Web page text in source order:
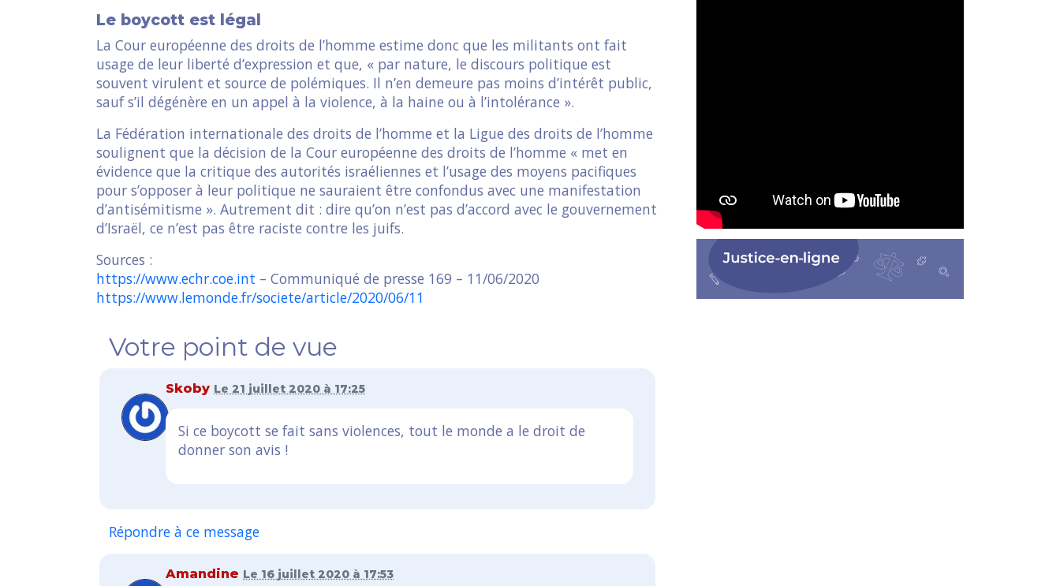
Le boycott est légal
La Cour européenne des droits de l’homme estime donc que les militants ont fait
usage de leur liberté d’expression et que, « par nature, le discours politique est
souvent virulent et source de polémiques. Il n’en demeure pas moins d’intérêt public,
sauf s’il dégénère en un appel à la violence, à la haine ou à l’intolérance ».
La Fédération internationale des droits de l’homme et la Ligue des droits de l’homme
soulignent que la décision de la Cour européenne des droits de l’homme « met en
évidence que la critique des autorités israéliennes et l’usage des moyens pacifiques
pour s’opposer à leur politique ne sauraient être confondus avec une manifestation
d’antisémitisme ». Autrement dit : dire qu’on n’est pas d’accord avec le gouvernement
d’Israël, ce n’est pas être raciste contre les juifs.
Sources :
https://www.echr.coe.int – Communiqué de presse 169 – 11/06/2020
https://www.lemonde.fr/societe/article/2020/06/11
Votre point de vue
Skoby Le 21 juillet 2020 à 17:25
Si ce boycott se fait sans violences, tout le monde a le droit de
donner son avis !
Répondre à ce message
Amandine Le 16 juillet 2020 à 17:53